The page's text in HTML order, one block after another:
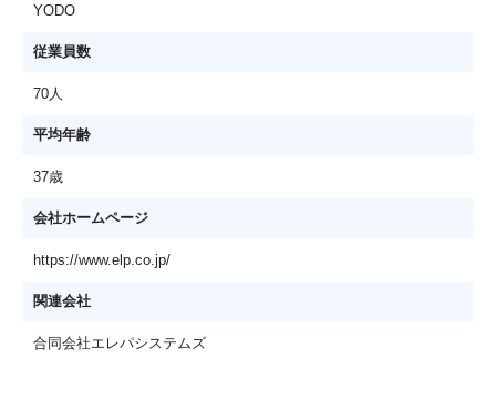
YODO
従業員数
70人
平均年齢
37歳
会社ホームページ
https://www.elp.co.jp/
関連会社
合同会社エレパシステムズ